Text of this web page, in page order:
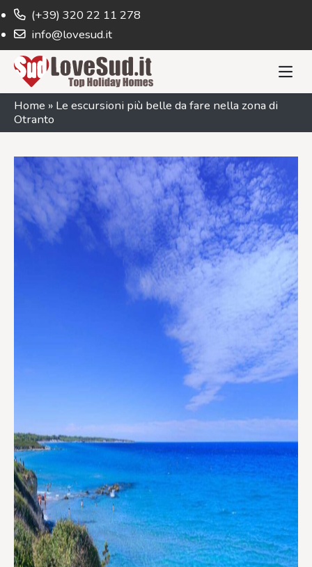
(+39) 320 22 11 278
info@lovesud.it
Home » Le escursioni più belle da fare nella zona di
Otranto